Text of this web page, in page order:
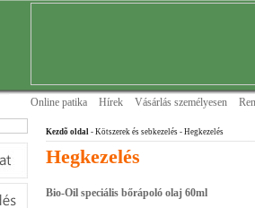
Online patika Hírek Vásárlás személyesen
Kezdõ oldal - Kötszerek és sebkezelés - Hegkezelés
Hegkezelés
Bio-Oil speciális bőrápoló olaj 60ml